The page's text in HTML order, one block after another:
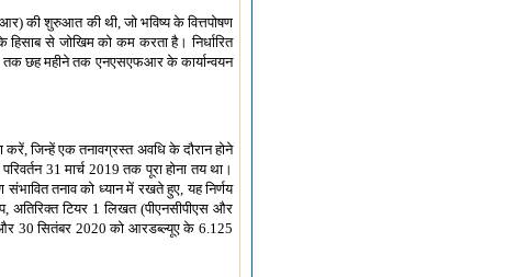
की शुरुआत की थी, जो भविष्य के वित्तपोषण
से जोखिम को कम करता है। निर्धारित
छह महीने तक एनएसएफआर के कार्यान्वयन
जिन्हें एक तनावग्रस्त अवधि के दौरान होने
31 मार्च 2019 तक पूरा होना तय था।
तनाव को ध्यान में रखते हुए, यह निर्णय
टियर 1 लिखत (पीएनसीपीएस और
और 30 सितंबर 2020 को आरडब्ल्यूए के 6.125